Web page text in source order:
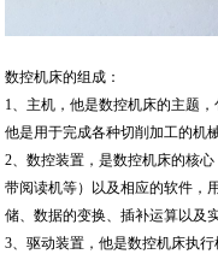
数控机床的组成：
1、主机，他是数控机床的主题
他是用于完成各种切削加工的机
2、数控装置，是数控机床的核
带阅读机等）以及相应的软件，
储、数据的变换、插补运算以及
3、驱动装置，他是数控机床执